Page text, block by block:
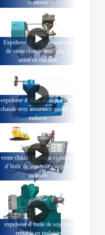
comores
Expulseur d' huile de soja noir
de vente chaude avec prix d'
usine en malaisie
expulseur d' huile de soja à vente
chaude avec assurance qualité en
malaisie
vente chaude nouveau expulseur
d' huile de soja noir conçu en
malaisie
expulseur d' huile de soja très
rentable en malaisie